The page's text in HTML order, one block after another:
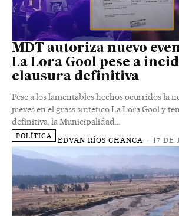
MDT autoriza nuevo
La Lora Gool pese a
clausura definitiva
Pese a los lamentables hechos ocurridos la
jueves en el grass sintético La Lora Gool y
definitiva, la Municipalidad...
POLÍTICA EDVAN RÍOS CHANCA - 17 DE